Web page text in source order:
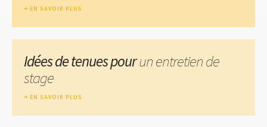
EN SAVOIR PLUS
Idées de tenues pourun entretien de
stage
EN SAVOIR PLUS